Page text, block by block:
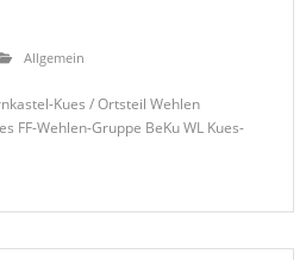
Allgemein
Kues / Ortsteil Wehlen
FF-Wehlen-Gruppe BeKu WL Kues-